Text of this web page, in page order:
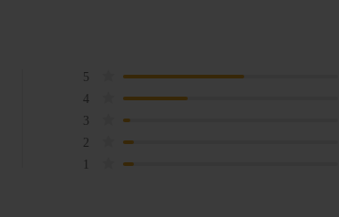
5
4
3
2
1